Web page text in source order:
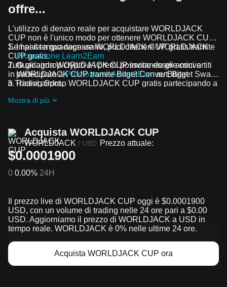
offre...
L'utilizzo di denaro reale per acquistare WORLDJACK
CUP non è l'unico modo per ottenere WORLDJACK CUP.
Se hai il tempo necessario, puoi ottenere WORLDJACK
CUP gratis.
Impara a guadagnare WORLDJACK CUP gratis tramite
Promozione Learn2Earn
Guadagna WORLDJACK CUP invitando gli amici a
partecipare aPromozione Assist2Earnsu Bitget.
Ricevi airdrop WORLDJACK CUP gratis partecipando a
Tutti gli airdrop crypto e i premi possono essere convertiti
in WORLDJACK CUP tramite Bitget Convert, Bitget Swap
o Trading Spot.
Mostra di più
Acquista WORLDJACK CUP
WORLDJACK / USD Prezzo attuale:
$0.0001900
0 0.00% 24H
Il prezzo live di WORLDJACK CUP oggi è $0.0001900
USD, con un volume di trading nelle 24 ore pari a $0.00
USD. Aggiorniamo il prezzo di WORLDJACK a USD in
tempo reale. WORLDJACK è 0% nelle ultime 24 ore.
Acquista WORLDJACK CUP ora